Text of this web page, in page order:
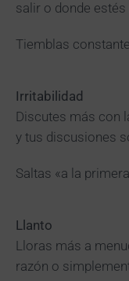
salir o donde estés
Tiemblas
Irritabilidad
Discutes más con
y tus discusiones
Saltas «a la
Llanto
Lloras más a
razón o